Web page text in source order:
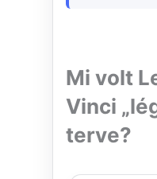
Mi volt
Vinci
terve?